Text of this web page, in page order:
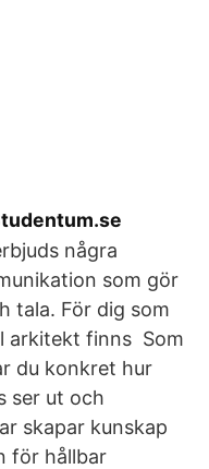
några
som gör
tala. För dig som
arkitekt finns Som
du konkret hur
ser ut och
skapar kunskap
för hållbar